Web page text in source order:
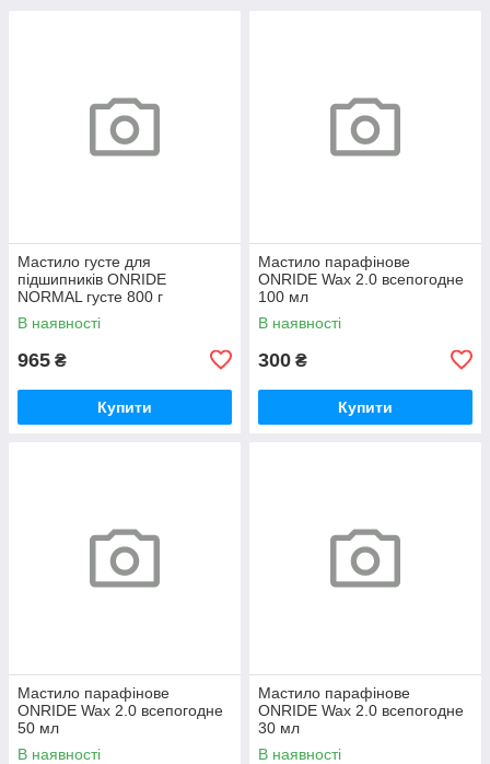
Мастило густе для
підшипників ONRIDE
NORMAL густе 800 г
(металева банка)
В наявності
965 ₴
Купити
Мастило парафінове
ONRIDE Wax 2.0 всепогодне
100 мл
В наявності
300 ₴
Купити
Мастило парафінове
ONRIDE Wax 2.0 всепогодне
50 мл
В наявності
Мастило парафінове
ONRIDE Wax 2.0 всепогодне
30 мл
В наявності